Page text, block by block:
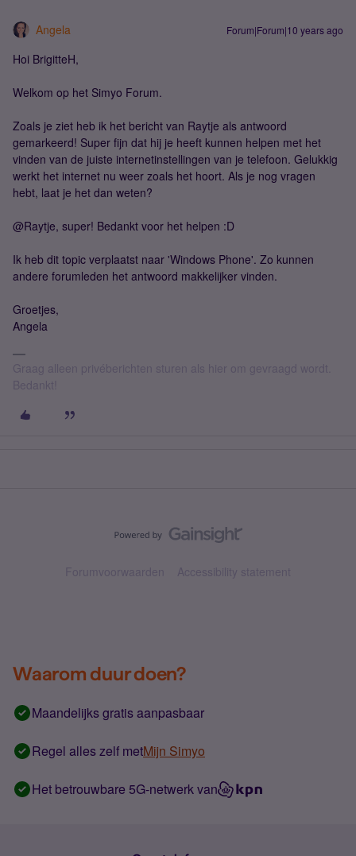
Angela Forum|Forum|10 years ago
Hoi BrigitteH,
Welkom op het Simyo Forum.
Zoals je ziet heb ik het bericht van Raytje als antwoord
gemarkeerd! Super fijn dat hij je heeft kunnen helpen met het
vinden van de juiste internetinstellingen van je telefoon. Gelukkig
werkt het internet nu weer zoals het hoort. Als je nog vragen
hebt, laat je het dan weten?
@Raytje, super! Bedankt voor het helpen :D
Ik heb dit topic verplaatst naar 'Windows Phone'. Zo kunnen
andere forumleden het antwoord makkelijker vinden.
Groetjes,
Angela
Graag alleen privéberichten sturen als hier om gevraagd wordt.
Bedankt!
Forumvoorwaarden Accessibility statement
Waarom duur doen?
Maandelijks gratis aanpasbaar
Regel alles zelf metMijn Simyo
Het betrouwbare 5G-netwerk van